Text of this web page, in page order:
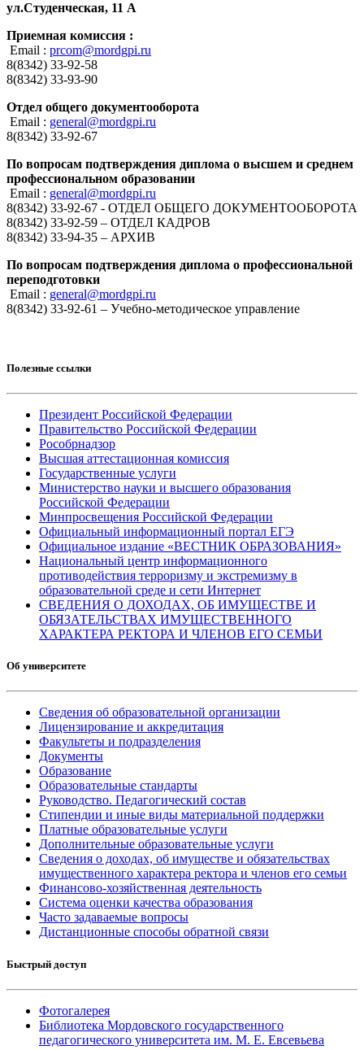
ул.Студенческая, 11 А
Приемная комиссия :
Email : prcom@mordgpi.ru
8(8342) 33-92-58
8(8342) 33-93-90
Отдел общего документооборота
Email : general@mordgpi.ru
8(8342) 33-92-67
По вопросам подтверждения диплома о высшем и среднем
профессиональном образовании
Email : general@mordgpi.ru
8(8342) 33-92-67 - ОТДЕЛ ОБЩЕГО ДОКУМЕНТООБОРОТА
8(8342) 33-92-59 – ОТДЕЛ КАДРОВ
8(8342) 33-94-35 – АРХИВ
По вопросам подтверждения диплома о профессиональной
переподготовки
Email : general@mordgpi.ru
8(8342) 33-92-61 – Учебно-методическое управление
Полезные ссылки
Президент Российской Федерации
Правительство Российской Федерации
Рособрнадзор
Высшая аттестационная комиссия
Государственные услуги
Министерство науки и высшего образования
Российской Федерации
Минпросвещения Российской Федерации
Официальный информационный портал ЕГЭ
Официальное издание «ВЕСТНИК ОБРАЗОВАНИЯ»
Национальный центр информационного
противодействия терроризму и экстремизму в
образовательной среде и сети Интернет
СВЕДЕНИЯ О ДОХОДАХ, ОБ ИМУЩЕСТВЕ И
ОБЯЗАТЕЛЬСТВАХ ИМУЩЕСТВЕННОГО
ХАРАКТЕРА РЕКТОРА И ЧЛЕНОВ ЕГО СЕМЬИ
Об университете
Сведения об образовательной организации
Лицензирование и аккредитация
Факультеты и подразделения
Документы
Образование
Образовательные стандарты
Руководство. Педагогический состав
Стипендии и иные виды материальной поддержки
Платные образовательные услуги
Дополнительные образовательные услуги
Сведения о доходах, об имуществе и обязательствах
имущественного характера ректора и членов его семьи
Финансово-хозяйственная деятельность
Система оценки качества образования
Часто задаваемые вопросы
Дистанционные способы обратной связи
Быстрый доступ
Фотогалерея
Библиотека Мордовского государственного
педагогического университета им. М. Е. Евсевьева